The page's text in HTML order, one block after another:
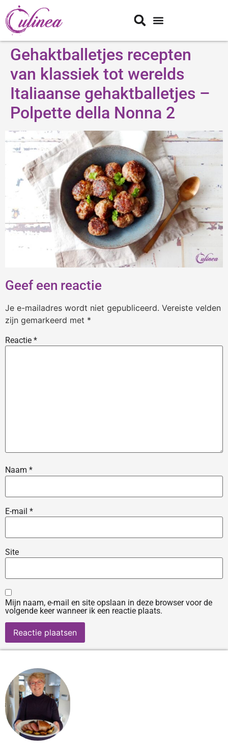
Gehaktballetjes recepten
van klassiek tot werelds
Italiaanse gehaktballetjes –
Polpette della Nonna 2
Geef een reactie
Je e-mailadres wordt niet gepubliceerd. Vereiste velden
zijn gemarkeerd met *
Reactie *
Naam *
E-mail *
Site
Mijn naam, e-mail en site opslaan in deze browser voor de
volgende keer wanneer ik een reactie plaats.